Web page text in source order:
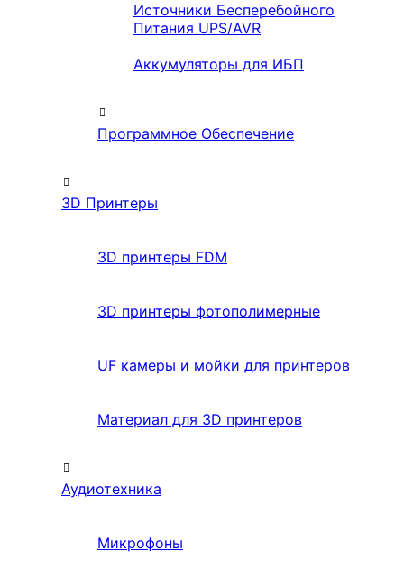
Источники Бесперебойного
Питания UPS/AVR
Аккумуляторы для ИБП
Программное Обеспечение
3D Принтеры
3D принтеры FDM
3D принтеры фотополимерные
UF камеры и мойки для принтеров
Материал для 3D принтеров
Аудиотехника
Микрофоны